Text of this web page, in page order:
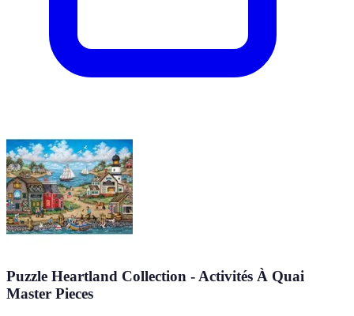
Puzzle Heartland Collection - Activités À Quai
Master Pieces